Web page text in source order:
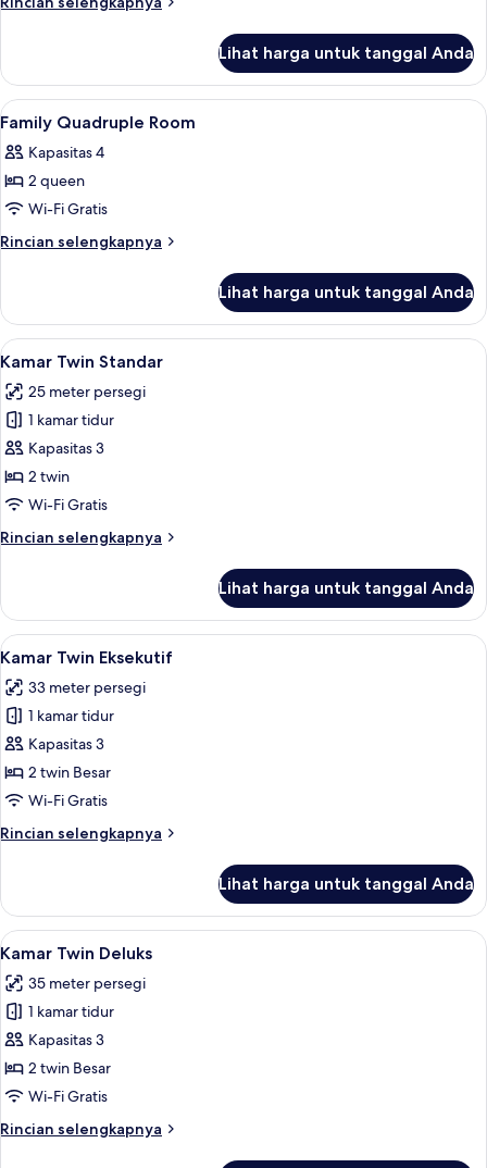
Kamar
Lihat harga untuk tanggal Anda
Lihat
semua
foto
untuk
Family
Quadruple
Brankas, meja kerja, ruang kerja
4
Family Quadruple Room
Kapasitas 4
2 queen
Wi-Fi Gratis
Rincian selengkapnya
Rincian
Family
Quadruple
Room
Lihat harga untuk tanggal Anda
Lihat
semua
foto
untuk
Kamar
Twin
Standar
Kamar Twin Standar | Brankas,
1
Kamar Twin Standar
25 meter persegi
1 kamar tidur
Kapasitas 3
2 twin
Wi-Fi Gratis
Rincian selengkapnya
Rincian
Kamar
Twin
Standar
Lihat harga untuk tanggal Anda
Lihat
semua
foto
untuk
Kamar
Twin
Eksekutif
Kamar Twin Eksekutif | Brankas,
1
Kamar Twin Eksekutif
33 meter persegi
1 kamar tidur
Kapasitas 3
2 twin Besar
Wi-Fi Gratis
Rincian selengkapnya
Rincian
Kamar
Twin
Eksekutif
Lihat harga untuk tanggal Anda
Lihat
semua
foto
untuk
Kamar
Twin
Deluks
Kamar Twin Deluks | Brankas, meja
1
Kamar Twin Deluks
35 meter persegi
1 kamar tidur
Kapasitas 3
2 twin Besar
Wi-Fi Gratis
Rincian selengkapnya
Rincian